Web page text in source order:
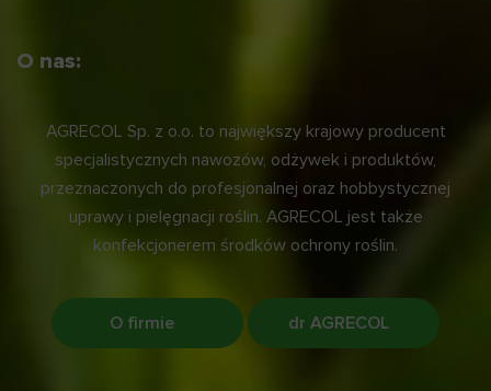
O nas:
AGRECOL Sp. z o.o. to największy krajowy producent
specjalistycznych nawozów, odżywek i produktów,
przeznaczonych do profesjonalnej oraz hobbystycznej
uprawy i pielęgnacji roślin. AGRECOL jest także
konfekcjonerem środków ochrony roślin.
O firmie dr AGRECOL